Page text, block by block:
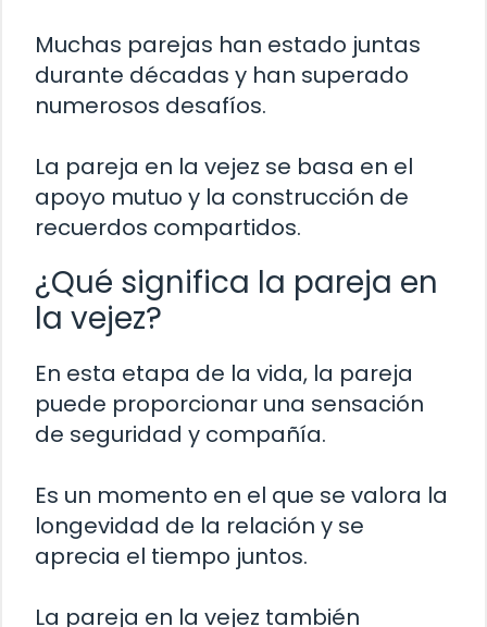
Muchas parejas han estado juntas
durante décadas y han superado
numerosos desafíos.
La pareja en la vejez se basa en el
apoyo mutuo y la construcción de
recuerdos compartidos.
¿Qué significa la pareja en
la vejez?
En esta etapa de la vida, la pareja
puede proporcionar una sensación
de seguridad y compañía.
Es un momento en el que se valora la
longevidad de la relación y se
aprecia el tiempo juntos.
La pareja en la vejez también